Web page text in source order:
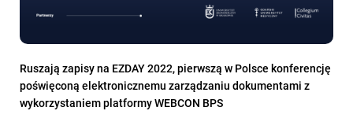
Ruszają zapisy na EZDAY 2022, pierwszą w Polsce konferencję
poświęconą elektronicznemu zarządzaniu dokumentami z
wykorzystaniem platformy WEBCON BPS